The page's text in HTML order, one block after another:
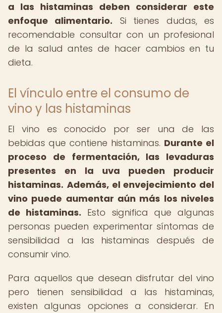
a las histaminas deben considerar este
enfoque alimentario. Si tienes dudas, es
recomendable consultar con un profesional
de la salud antes de hacer cambios en tu
dieta.
El vínculo entre el consumo de
vino y las histaminas
El vino es conocido por ser una de las
bebidas que contiene histaminas. Durante el
proceso de fermentación, las levaduras
presentes en la uva pueden producir
histaminas. Además, el envejecimiento del
vino puede aumentar aún más los niveles
de histaminas. Esto significa que algunas
personas pueden experimentar síntomas de
sensibilidad a las histaminas después de
consumir vino.
Para aquellos que desean disfrutar del vino
pero tienen sensibilidad a las histaminas,
existen algunas opciones a considerar. En